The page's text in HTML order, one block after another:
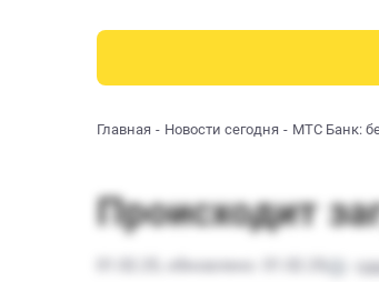
Главная Новости сегодня МТС Банк: